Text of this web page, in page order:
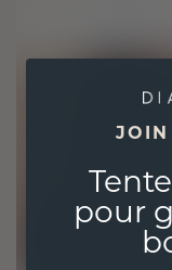
JOIN
pour